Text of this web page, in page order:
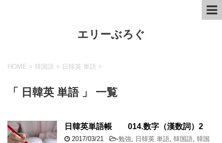
エリーぶろぐ
HOME > 韓国語 > 日韓英 単語 >
「 日韓英 単語 」 一覧
日韓英単語帳 014.数字（漢数詞）2
2017/03/21 -勉強 日韓英 単語 韓国語 韓国